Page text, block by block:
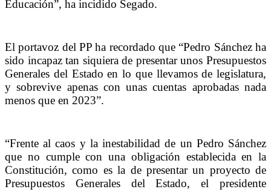
Educación”, ha incidido Segado.
El portavoz del PP ha recordado que “Pedro Sánchez ha
sido incapaz tan siquiera de presentar unos Presupuestos
Generales del Estado en lo que llevamos de legislatura,
y sobrevive apenas con unas cuentas aprobadas nada
menos que en 2023”.
“Frente al caos y la inestabilidad de un Pedro Sánchez
que no cumple con una obligación establecida en la
Constitución, como es la de presentar un proyecto de
Presupuestos Generales del Estado, el presidente